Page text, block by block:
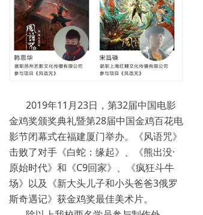
2019年11月23日，第32届中国电影
金鸡奖颁奖典礼暨第28届中国金鸡百花电
影节闭幕式在福建厦门举办。《风语咒》
击败了对手《白蛇：缘起》、《熊出没·
原始时代》和《C9回家》、《疯狂斗牛
场》以及《新大头儿子和小头爸爸3俄罗
斯奇遇记》获金鸡奖最佳美术片。